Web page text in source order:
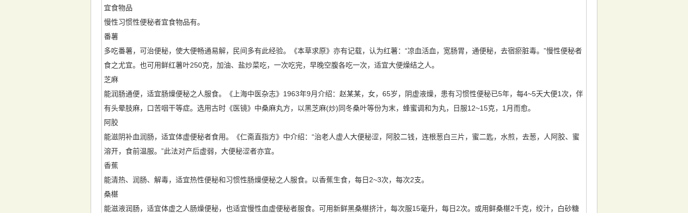
宜食物品
慢性习惯性便秘者宜食物品有。
番薯
多吃番薯，可治便秘，使大便畅通易解，民间多有此经验。《本草求原》亦有记载，认为红薯：“凉血活血，宽肠胃，通便秘，去宿瘀脏毒。”慢性便秘者
食之尤宜。也可用鲜红薯叶250克，加油、盐炒菜吃，一次吃完，早晚空腹各吃一次，适宜大便燥结之人。
芝麻
能润肠通便，适宜肠燥便秘之人服食。《上海中医杂志》1963年9月介绍：赵某某，女，65岁，阴虚液燥，患有习惯性便秘已5年，每4~5天大便1次，伴
有头晕肢麻，口苦咽干等症。选用古时《医镜》中桑麻丸方，以黑芝麻(炒)同冬桑叶等份为末，蜂蜜调和为丸，日服12~15克，1月而愈。
阿胶
能滋阴补血润肠，适宜体虚便秘者食用。《仁斋直指方》中介绍：“治老人虚人大便秘涩，阿胶二钱，连根葱白三片，蜜二匙，水煎，去葱，人阿胶、蜜
溶开，食前温服。”此法对产后虚弱，大便秘涩者亦宜。
香蕉
能清热、润肠、解毒，适宜热性便秘和习惯性肠燥便秘之人服食。以香蕉生食，每日2~3次，每次2支。
桑椹
能滋液润肠，适宜体虚之人肠燥便秘，也适宜慢性血虚便秘者服食。可用新鲜黑桑椹挤汁，每次服15毫升，每日2次。或用鲜桑椹2千克，绞汁，白砂糖